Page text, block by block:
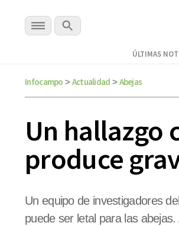
ÚLTIMAS
Infocampo > Actualidad > Abejas
Un hallazgo
produce
Un equipo de investigadores
puede ser letal para las